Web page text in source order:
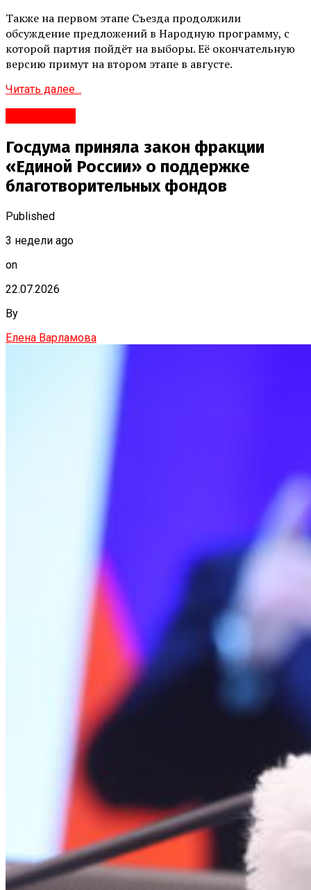
Также на первом этапе Съезда продолжили
обсуждение предложений в Народную программу, с
которой партия пойдёт на выборы. Её окончательную
версию примут на втором этапе в августе.
Читать далее...
Госдума приняла закон фракции
«Единой России» о поддержке
благотворительных фондов
Published
3 недели ago
on
22.07.2026
By
Елена Варламова